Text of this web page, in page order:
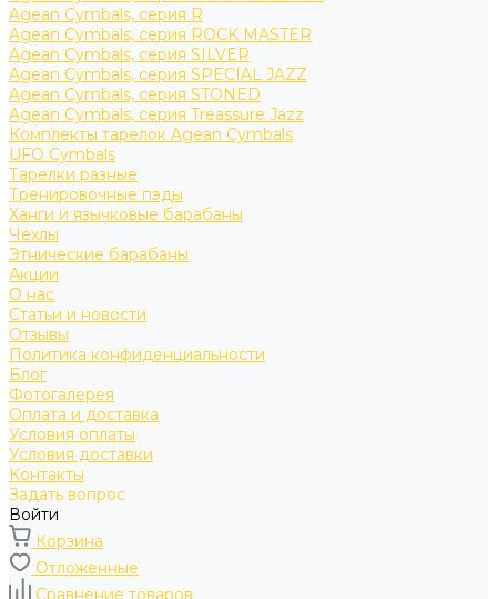
Agean Cymbals, серия R
Agean Cymbals, серия ROCK MASTER
Agean Cymbals, серия SILVER
Agean Cymbals, серия SPECIAL JAZZ
Agean Cymbals, серия STONED
Agean Cymbals, серия Treassure Jazz
Комплекты тарелок Agean Cymbals
UFO Cymbals
Тарелки разные
Тренировочные пэды
Ханги и язычковые барабаны
Чехлы
Этнические барабаны
Акции
О нас
Статьи и новости
Отзывы
Политика конфиденциальности
Блог
Фотогалерея
Оплата и доставка
Условия оплаты
Условия доставки
Контакты
Задать вопрос
Войти
Корзина
Отложенные
Сравнение товаров